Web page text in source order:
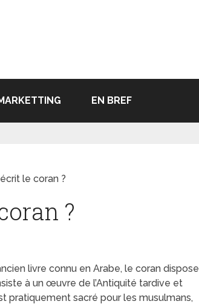
EN BREF
le coran ?
?
livre connu en Arabe, le coran dispose
à un œuvre de l’Antiquité tardive et
pratiquement sacré pour les musulmans,